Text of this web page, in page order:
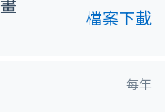
檔案下載
每年